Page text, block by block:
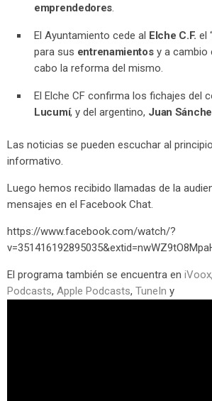
emprendedores
El Ayuntamiento cede al Elche C.F. el
para sus entrenamientosy a cambio
cabo la reforma del mismo.
El Elche CF confirma los fichajes del
Lucumí, y del argentino, Juan
Las noticias se pueden escuchar al
informativo.
Luego hemos recibido llamadas de la
mensajes en el Facebook Chat.
https://www.facebook.com/watch/?
El programa también se encuentra en iVoox,
Podcasts, Apple Podcasts, TuneIn y